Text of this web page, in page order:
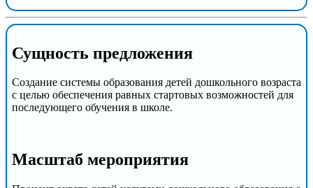
Сущность предложения
Создание системы образования детей дошкольного возраста
с целью обеспечения равных стартовых возможностей для
последующего обучения в школе.
Масштаб мероприятия